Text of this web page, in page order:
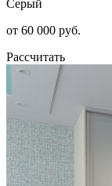
Серый
от 60 000 руб.
Рассчитать